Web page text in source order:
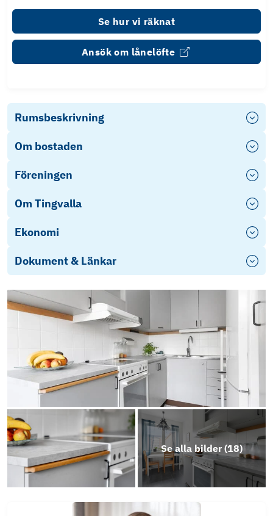
Se hur vi räknat
Ansök om lånelöfte
Rumsbeskrivning
Om bostaden
Föreningen
Om Tingvalla
Ekonomi
Dokument & Länkar
Årsredovisning 2025
Se alla bilder (18)